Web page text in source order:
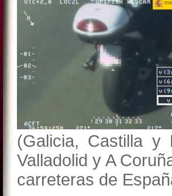
(Galicia, Castilla y
Valladolid y A
carreteras de